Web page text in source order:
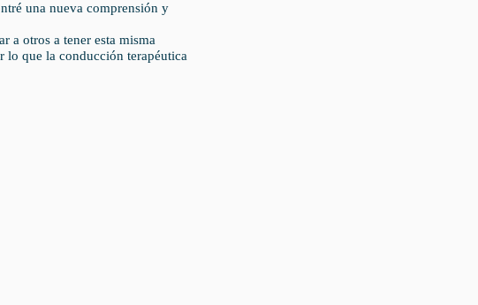
una nueva comprensión y
a otros a tener esta misma
lo que la conducción terapéutica